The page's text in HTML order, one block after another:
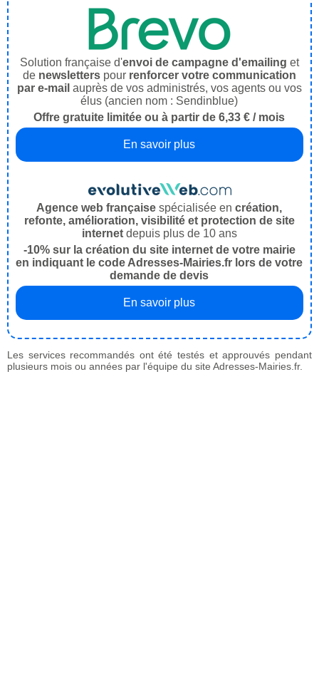
Solution française d'envoi de campagne d'emailing et
de newsletters pour renforcer votre communication
par e-mail auprès de vos administrés, vos agents ou vos
élus (ancien nom : Sendinblue)
Offre gratuite limitée ou à partir de 6,33 € / mois
En savoir plus
Agence web française spécialisée encréation,
refonte, amélioration, visibilité et protection de site
internet depuis plus de 10 ans
-10% sur la création du site internet de votre mairie
en indiquant le code Adresses-Mairies.fr lors de votre
demande de devis
En savoir plus
Les services recommandés ont été testés et approuvés pendant
plusieurs mois ou années par l'équipe du site Adresses-Mairies.fr.